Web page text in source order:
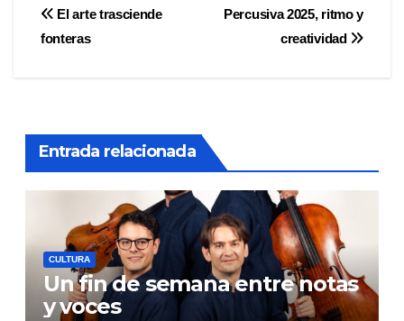
Navegación
Percusiva 2025, ritmo y
creatividad
El arte trasciende
fonteras
Entrada relacionada
CULTURA
Un fin de semana entre notas
y voces